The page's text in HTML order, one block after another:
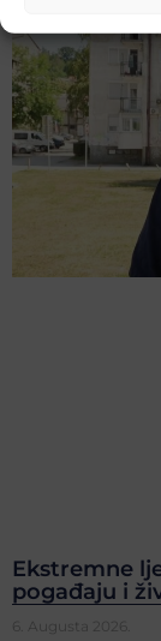
Ekstremne
pogađaju i
6. Augusta 2026.